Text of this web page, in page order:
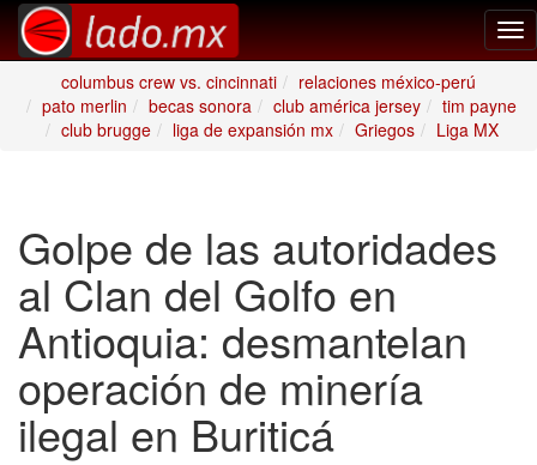
columbus crew vs. cincinnati
relaciones méxico-perú
pato merlin
becas sonora club américa jersey
tim payne
club brugge
liga de expansión mx Griegos Liga MX
Golpe de las autoridades
al Clan del Golfo en
Antioquia: desmantelan
operación de minería
ilegal en Buriticá